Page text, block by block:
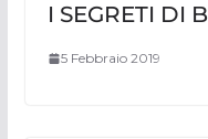
I SEGRETI DI
5 Febbraio 2019